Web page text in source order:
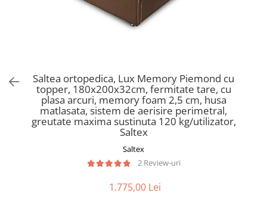
Saltele cu arcuri impachetate
Saltele Memory Pocket
Saltele cu plasa arcuri
Saltele cu spuma
Saltele cu spuma
Saltele cu spuma poliuretanica
Scaune pentru living
Seturi comode living si vitrine
Mobila living
Scaune birou copii
Scaune resigilate
Scaune gradinita
Scaune conferinta
Saltea ortopedica, Lux Memory Piemond cu
topper, 180x200x32cm, fermitate tare, cu
plasa arcuri, memory foam 2,5 cm, husa
matlasata, sistem de aerisire perimetral,
greutate maxima sustinuta 120 kg/utilizator,
Saltex
Saltex
2 Review-uri
1.775,00 Lei